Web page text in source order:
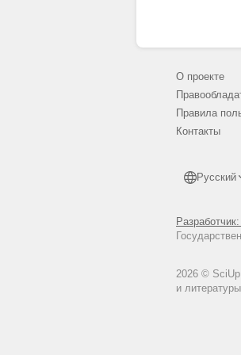
О проекте
Правила
Контакты
Русский
2026 ©
и